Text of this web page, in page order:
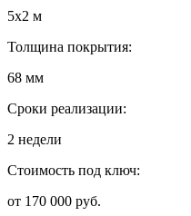
5х2 м
Толщина покрытия:
68 мм
Сроки реализации:
2 недели
Стоимость под ключ:
от 170 000 руб.